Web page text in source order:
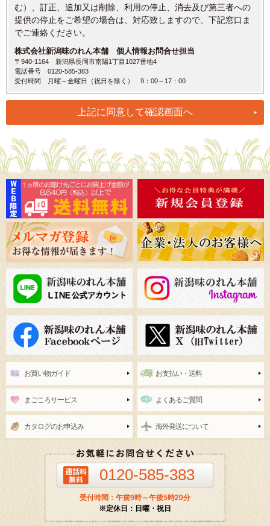
む）、訂正、追加又は削除、利用の停止、消去及び第三者への
提供の停止をご希望の場合は、対応致しますので、下記窓口ま
でご連絡ください。
株式会社新潟味のれん本舗 個人情報お問合せ担当
〒940-1164 新潟県長岡市南陽1丁目1027番地4
電話番号 0120-585-383
受付時間 月曜～金曜日（祝日を除く） 9：00～17：00
お買い物ガイド お支払い・送料
まごころサービス よくあるご質問
カタログのお申込み 海外発送について
0120-585-383
受付時間：午前9時～午後5時20分
※定休日：日曜・祝日